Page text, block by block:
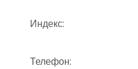
Индекс:
Телефон: